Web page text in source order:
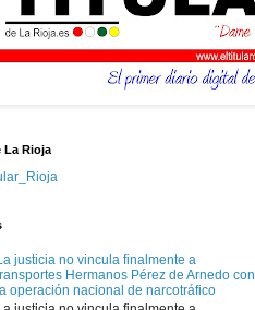
La Rioja
justicia no vincula finalmente a
Hermanos Pérez de Arnedo con
la operación nacional de narcotráfico